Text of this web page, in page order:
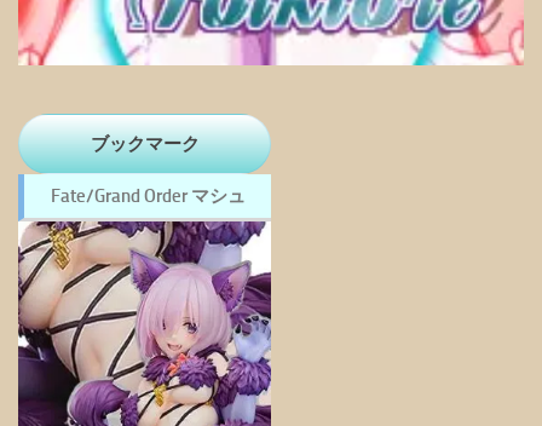
ブックマーク
Fate/Grand Order マシュ